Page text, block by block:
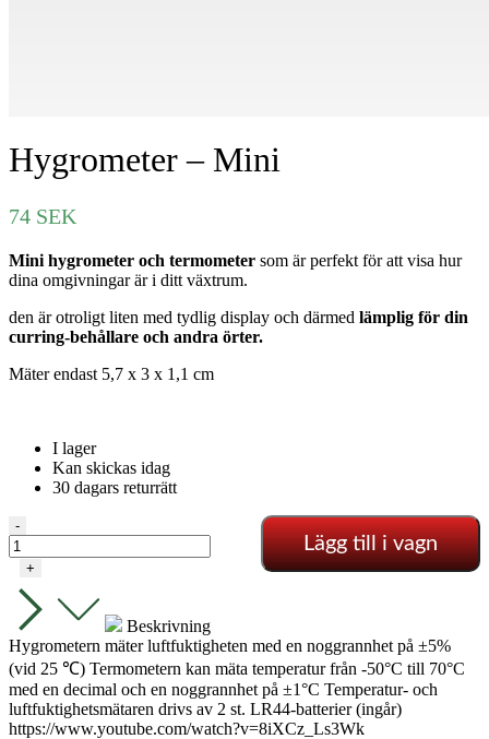
Hygrometer – Mini
74 SEK
Mini hygrometer och termometer som är perfekt för att visa hur
dina omgivningar är i ditt växtrum.
den är otroligt liten med tydlig display och därmed lämplig för din
curring-behållare och andra örter.
Mäter endast 5,7 x 3 x 1,1 cm
I lager
Kan skickas idag
30 dagars returrätt
Hygrometer
Mini
-
+
Lägg till i vagn
Beskrivning
Hygrometern mäter luftfuktigheten med en noggrannhet på ±5%
(vid 25 ℃) Termometern kan mäta temperatur från -50°C till 70°C
med en decimal och en noggrannhet på ±1°C Temperatur- och
luftfuktighetsmätaren drivs av 2 st. LR44-batterier (ingår)
https://www.youtube.com/watch?v=8iXCz_Ls3Wk